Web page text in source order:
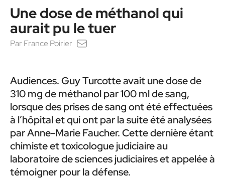
Une dose de méthanol qui
aurait pu le tuer
Par France Poirier
Audiences. Guy Turcotte avait une dose de
310 mg de méthanol par 100 ml de sang,
lorsque des prises de sang ont été effectuées
à l’hôpital et qui ont par la suite été analysées
par Anne-Marie Faucher. Cette dernière étant
chimiste et toxicologue judiciaire au
laboratoire de sciences judiciaires et appelée à
témoigner pour la défense.